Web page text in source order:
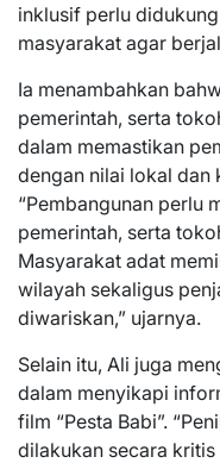
inklusif perlu
masyarakat agar
Ia menambahkan
pemerintah, serta
dalam memastikan
dengan nilai lokal dan
“Pembangunan perlu
pemerintah, serta
Masyarakat adat
wilayah sekaligus
diwariskan,” ujarnya.
Selain itu, Ali juga
dalam menyikapi
film “Pesta Babi”.
dilakukan secara